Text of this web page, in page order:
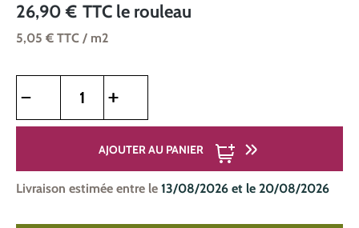
26,90 € TTC le rouleau
5,05 € TTC / m2
AJOUTER AU PANIER
Livraison estimée entre le 13/08/2026 et le 20/08/2026